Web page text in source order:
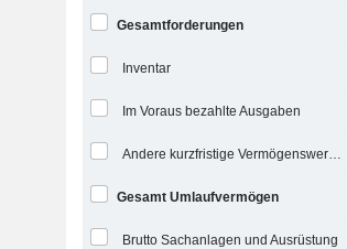
Gesamtforderungen
Inventar
Im Voraus bezahlte Ausgaben
Andere kurzfristige Vermögenswerte, Gesamt
Gesamt Umlaufvermögen
Brutto Sachanlagen und Ausrüstung